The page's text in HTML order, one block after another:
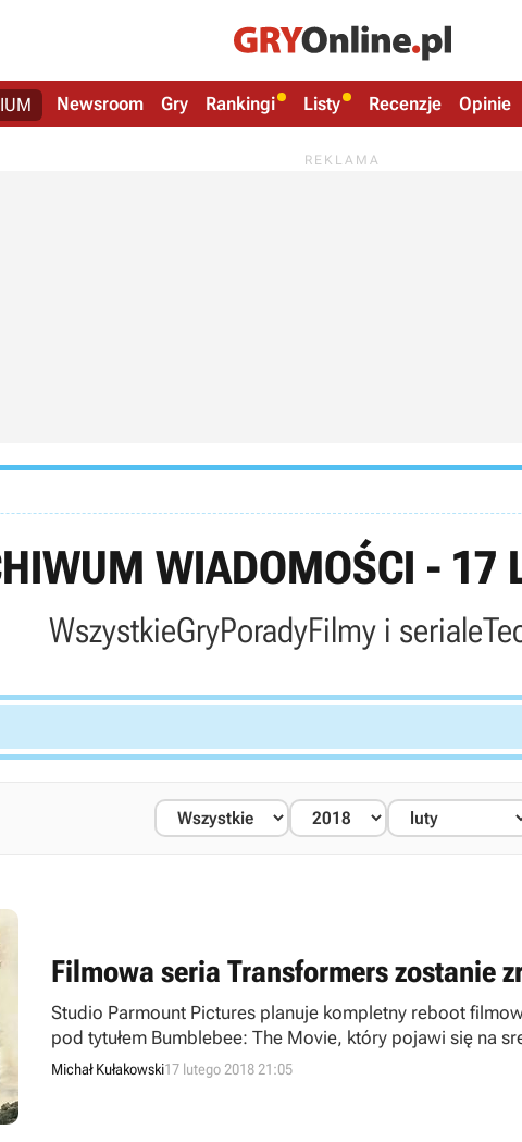
Newsroom Gry Rankingi Listy Recenzje Opinie
WIADOMOŚCI - 17
WszystkieGryPoradyFilmy i seriale
Filmowa seria Transformers zostanie
Studio Parmount Pictures planuje kompletny reboot
pod tytułem Bumblebee: The Movie, który pojawi się na
cyklu o przygodach wielkich robotów nie zadebiutuje
Michał Kułakowski17 lutego 2018 21:05